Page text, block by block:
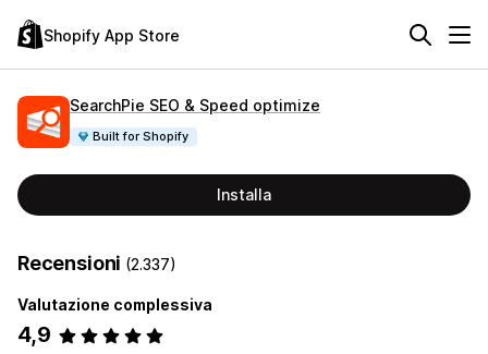
Shopify App Store
SearchPie SEO & Speed optimize
Built for Shopify
Installa
Recensioni (2.337)
Valutazione complessiva
4,9